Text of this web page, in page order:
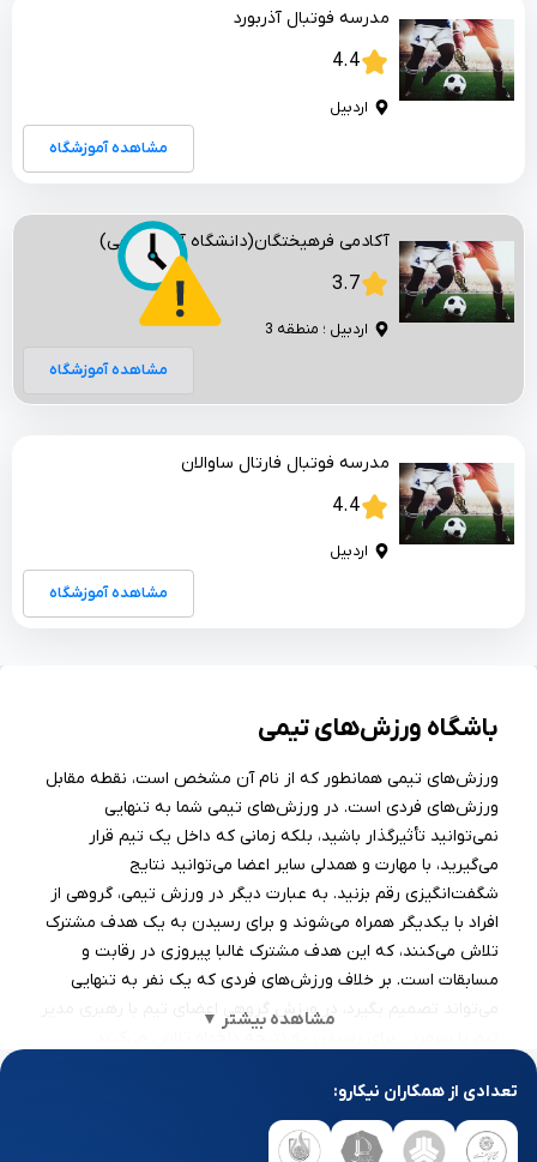
مدرسه فوتبال آذربورد
4.4
اردبیل
مشاهده آموزشگاه
آکادمی فرهیختگان(دانشگاه آزاد اسلامی)
3.7
اردبیل ؛ منطقه 3
مشاهده آموزشگاه
مدرسه فوتبال فارتال ساوالان
4.4
اردبیل
مشاهده آموزشگاه
مشاهده بیشتر ▼
باشگاه ورزش‌های تیمی
ورزش‌های تیمی همانطور که از نام آن مشخص است، نقطه مقابل
ورزش‌های فردی است. در ورزش‌های تیمی شما به تنهایی
نمی‌توانید تأثیرگذار باشید، بلکه زمانی که داخل یک تیم قرار
می‌گیرید، با مهارت و همدلی سایر اعضا می‌توانید نتایج
شگفت‌انگیزی رقم بزنید. به عبارت دیگر در ورزش تیمی، گروهی از
افراد با یکدیگر همراه می‌شوند و برای رسیدن به یک هدف مشترک
تلاش می‌کنند، که این هدف مشترک غالبا پیروزی در رقابت و
مسابقات است. بر خلاف ورزش‌های فردی که یک نفر به تنهایی
می‌تواند تصمیم بگیرد، در ورزش گروهی اعضای تیم با رهبری مدیر
روان دارند و باعث افزایش حس همدلی و تعهد، بهبود روابط
اجتماعی، و افزایش انگیزه می‌شوند. در صورتی که به این سبک
ورزش‌ها علاقه دارید، در گام اول باید یک باشگاه ورزش‌های تیمی
تعدادی از همکاران نیکارو: